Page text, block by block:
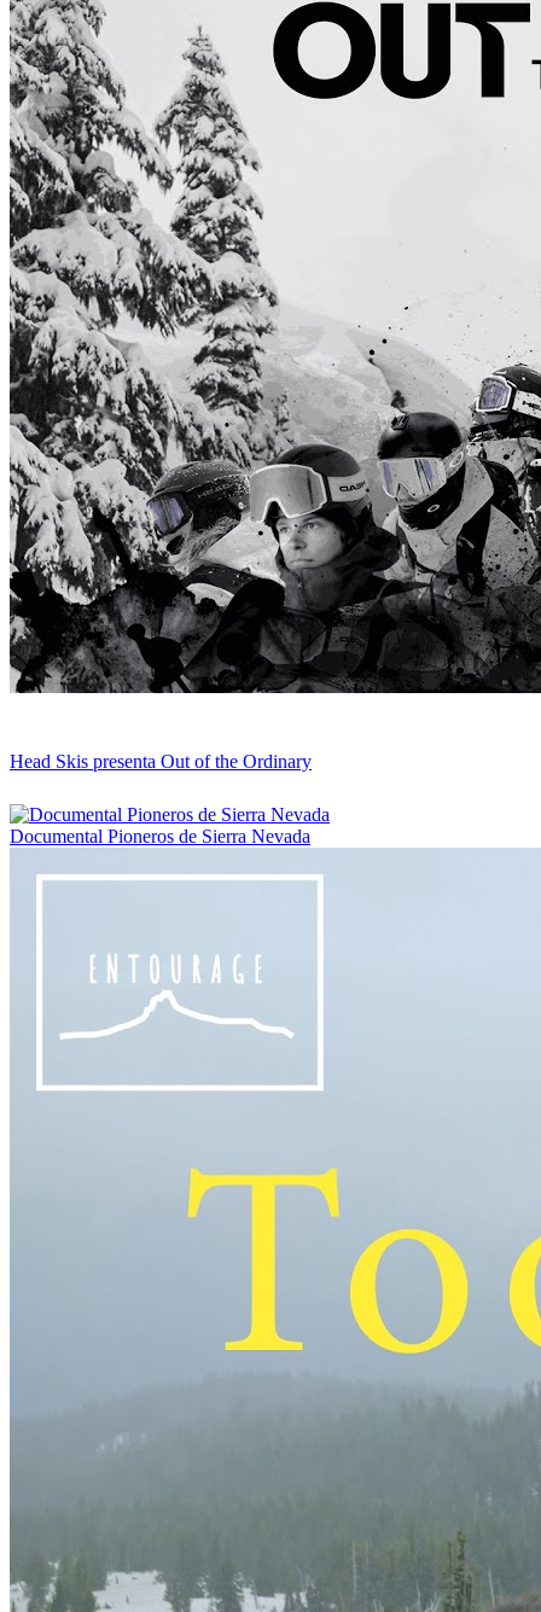
Head Skis presenta Out of the Ordinary
Documental Pioneros de Sierra Nevada